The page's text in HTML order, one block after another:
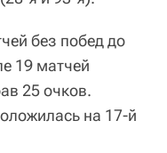
без побед до
19 матчей
25 очков.
на 17-й